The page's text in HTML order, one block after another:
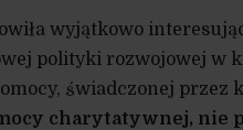
wyjątkowo
polityki rozwojowej w
świadczonej przez
charytatywnej, nie